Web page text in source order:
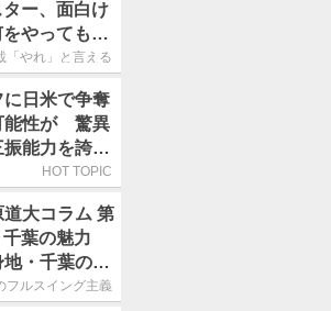
ター、面白け
やってもい
発想は大間
「やれ」と言える信念
に日米で争奪
能性が 驚異
振能力を誇る
160キロ右
HOT TOPIC
道大コラム 第
葉の魅力
地・千葉の話
。昔から野球
フルスイング主義